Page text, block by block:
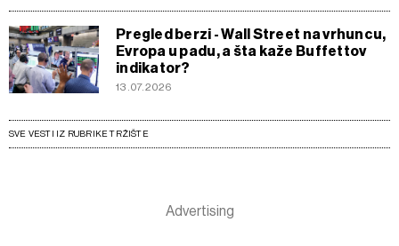
Pregled berzi - Wall Street na vrhuncu,
Evropa u padu, a šta kaže Buffettov
indikator?
13.07.2026
SVE VESTI IZ RUBRIKE TRŽIŠTE